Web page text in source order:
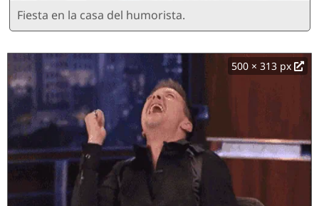
Fiesta en la casa del humorista.
500 × 313 px